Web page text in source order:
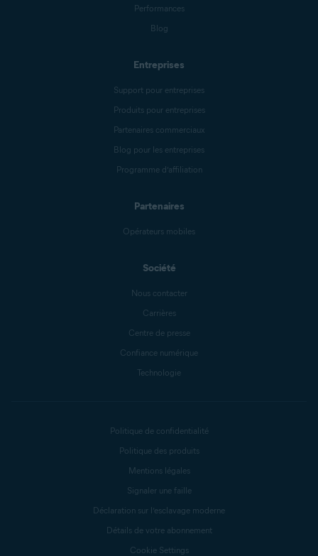
Performances
Blog
Entreprises
Support pour entreprises
Produits pour entreprises
Partenaires commerciaux
Blog pour les entreprises
Programme d’affiliation
Partenaires
Opérateurs mobiles
Société
Nous contacter
Carrières
Centre de presse
Confiance numérique
Technologie
Politique de confidentialité
Politique des produits
Mentions légales
Signaler une faille
Déclaration sur l’esclavage moderne
Détails de votre abonnement
Cookie Settings